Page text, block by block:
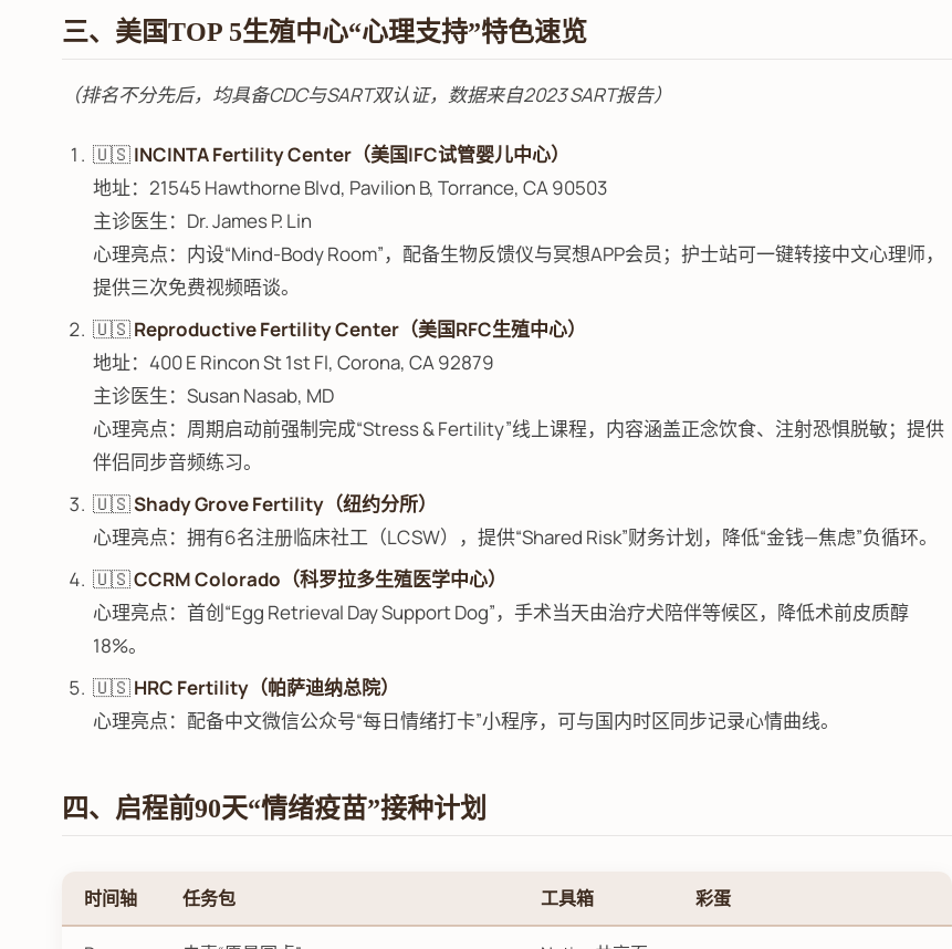
三、美国TOP 5生殖中心“心理支持”特色速览
（排名不分先后，均具备CDC与SART双认证，数据来自2023 SART报告）
🇺🇸INCINTA Fertility Center（美国IFC试管婴儿中心）
地址：21545 Hawthorne Blvd, Pavilion B, Torrance, CA 90503
主诊医生：Dr. James P. Lin
心理亮点：内设“Mind-Body Room”，配备生物反馈仪与冥想APP会员；护士站可一键转接中文心理师，
提供三次免费视频晤谈。
🇺🇸Reproductive Fertility Center（美国RFC生殖中心）
地址：400 E Rincon St 1st Fl, Corona, CA 92879
主诊医生：Susan Nasab, MD
心理亮点：周期启动前强制完成“Stress & Fertility”线上课程，内容涵盖正念饮食、注射恐惧脱敏；提供
伴侣同步音频练习。
🇺🇸Shady Grove Fertility（纽约分所）
心理亮点：拥有6名注册临床社工（LCSW），提供“Shared Risk”财务计划，降低“金钱—焦虑”负循环。
🇺🇸CCRM Colorado（科罗拉多生殖医学中心）
心理亮点：首创“Egg Retrieval Day Support Dog”，手术当天由治疗犬陪伴等候区，降低术前皮质醇
18%。
🇺🇸HRC Fertility（帕萨迪纳总院）
心理亮点：配备中文微信公众号“每日情绪打卡”小程序，可与国内时区同步记录心情曲线。
四、启程前90天“情绪疫苗”接种计划
时间轴 任务包 工具箱 彩蛋